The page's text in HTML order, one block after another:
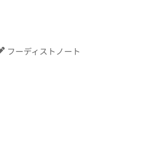
フーディストノート